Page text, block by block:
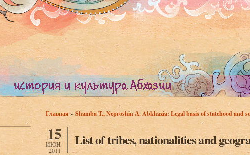
Вы здесь
Главная» Shamba T., Neproshin А. Abkhazia: Legal basis of statehood and
15
ИЮН
2011
List of tribes, nationalities and